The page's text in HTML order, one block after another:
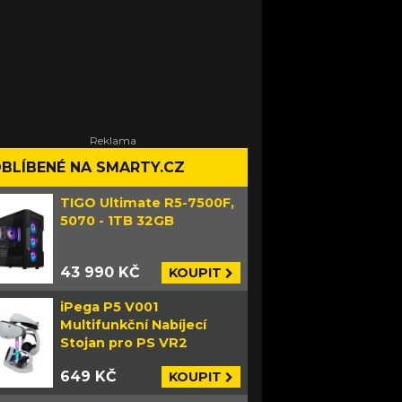
NA SMARTY.CZ
TIGO Ultimate R5-7500F,
5070 - 1TB 32GB
43 990 KČ KOUPIT
iPega P5 V001
Multifunkční Nabíjecí
Stojan pro PS VR2
649 KČ KOUPIT